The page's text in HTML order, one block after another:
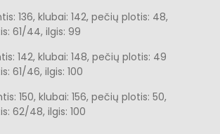
136, klubai: 142, pečių plotis: 48,
61/44, ilgis: 99
142, klubai: 148, pečių plotis: 49
61/46, ilgis: 100
150, klubai: 156, pečių plotis: 50,
62/48, ilgis: 100